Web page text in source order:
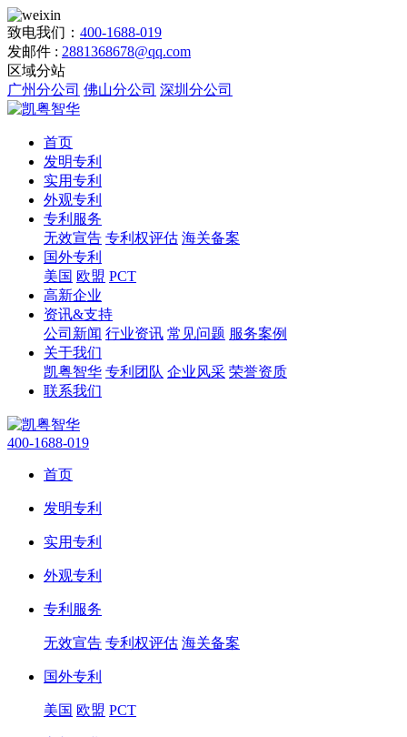
致电我们： 400-1688-019
发邮件 : 2881368678@qq.com
区域分站
广州分公司 佛山分公司 深圳分公司
首页
发明专利
实用专利
外观专利
专利服务
无效宣告 专利权评估 海关备案
国外专利
美国 欧盟 PCT
高新企业
资讯&支持
公司新闻 行业资讯 常见问题 服务案例
关于我们
凯粤智华 专利团队 企业风采 荣誉资质
联系我们
400-1688-019
首页
发明专利
实用专利
外观专利
专利服务
无效宣告 专利权评估 海关备案
国外专利
美国 欧盟 PCT